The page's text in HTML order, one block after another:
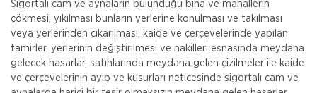
Sigortalı cam ve aynaların bulunduğu bina ve mahallerin
çökmesi, yıkılması bunların yerlerine konulması ve takılması
veya yerlerinden çıkarılması, kaide ve çerçevelerinde yapılan
tamirler, yerlerinin değiştirilmesi ve nakilleri esnasında meydana
gelecek hasarlar, satıhlarında meydana gelen çizilmeler ile kaide
ve çerçevelerinin ayıp ve kusurları neticesinde sigortalı cam ve
Aksigorta
Zorunlu Deprem Sigortası
Zorunlu Deprem Sigortası depremin, deprem sonucu
yangın, infilak, tsunami ve yer kaymasının sigortalı
binalarda neden olacağı hasarlara karşı güvence sağlar.